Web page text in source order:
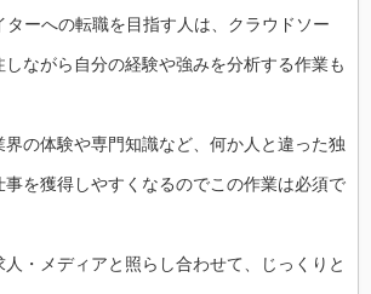
ターへの転職を目指す人は、クラウドソー
ながら自分の経験や強みを分析する作業も
の体験や専門知識など、何か人と違った独
事を獲得しやすくなるのでこの作業は必須で
・メディアと照らし合わせて、じっくりと